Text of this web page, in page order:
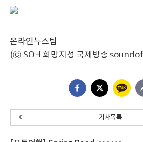
온라인뉴스팀
(ⓒ SOH 희망지성 국제방송
기사목록